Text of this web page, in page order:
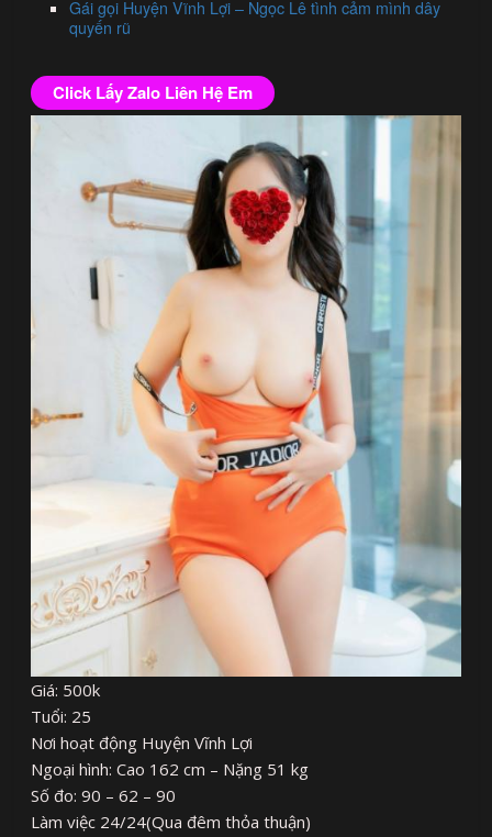
Gái gọi Huyện Vĩnh Lợi – Ngọc Lê tình cảm mình dây
quyến rũ
Click Lấy Zalo Liên Hệ Em
Giá: 500k
Tuổi: 25
Nơi hoạt động Huyện Vĩnh Lợi
Ngoại hình: Cao 162 cm – Nặng 51 kg
Số đo: 90 – 62 – 90
Làm việc 24/24(Qua đêm thỏa thuận)